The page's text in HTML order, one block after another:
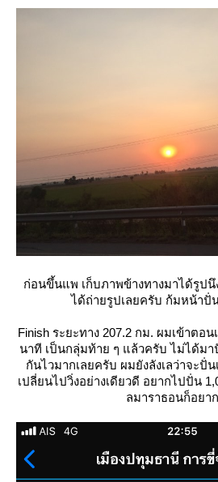
ก่อนขึ้นแพ เก็บภาพข้างทางมาได้รูป
ได้ถ่ายรูปเลยครับ ก้มหน้าปั่
Finish ระยะทาง 207.2 กม. ผมเข้าตอน
นาที เป็นกลุ่มท้าย ๆ แล้วครับ ไม่ได้มา
กันไวมากเลยครับ ผมยังลังเลว่าจะปั่
เปลี่ยนไปวิ่งอย่างเดียวดี อยากไปปั่น
ลมาราธอนก็อยา